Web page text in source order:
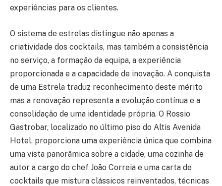
experiências para os clientes.
O sistema de estrelas distingue não apenas a
criatividade dos cocktails, mas também a consistência
no serviço, a formação da equipa, a experiência
proporcionada e a capacidade de inovação. A conquista
de uma Estrela traduz reconhecimento deste mérito
mas a renovação representa a evolução contínua e a
consolidação de uma identidade própria. O Rossio
Gastrobar, localizado no último piso do Altis Avenida
Hotel, proporciona uma experiência única que combina
uma vista panorâmica sobre a cidade, uma cozinha de
autor a cargo do chef João Correia e uma carta de
cocktails que mistura clássicos reinventados, técnicas